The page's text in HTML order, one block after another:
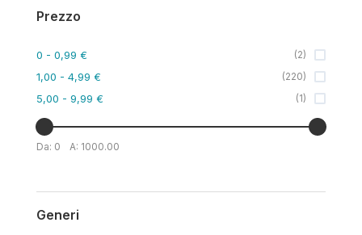
Prezzo
0 - 0,99 € (2)
1,00 - 4,99 € (220)
5,00 - 9,99 € (1)
Da: 0 A: 1000.00
Generi